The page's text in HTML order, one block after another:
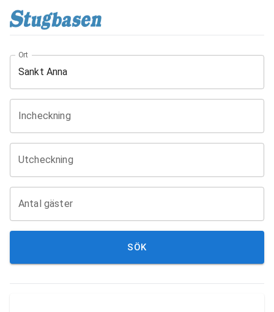
Ort
Incheckning
Utcheckning
Antal gäster
SÖK